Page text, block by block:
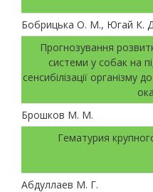
Бобрицька О. М., Югай К.
Прогнозування
системи у собак на
сенсибілізації організму
ока
Брошков М. М.
Гематурия
Абдуллаев М. Г.